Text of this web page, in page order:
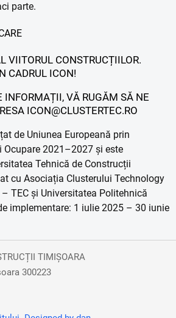
parte.
VIITORUL CONSTRUCȚIILOR.
CADRUL ICON!
INFORMAȚII, VĂ RUGĂM SĂ NE
ICON@CLUSTERTEC.RO
de Uniunea Europeană prin
Ocupare 2021–2027 și este
Tehnică de Construcții
cu Asociația Clusterului Technology
TEC și Universitatea Politehnică
implementare: 1 iulie 2025 – 30 iunie
TIMIȘOARA
300223